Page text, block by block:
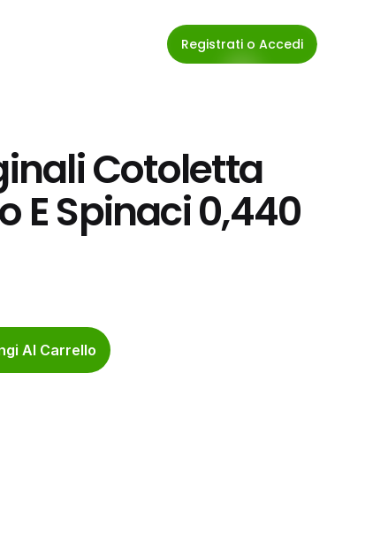
Registrati o Accedi
Cotoletta
E Spinaci 0,440
Al Carrello